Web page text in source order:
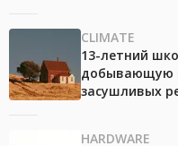
CLIMATE
13-летний
добывающую
засушливых
HARDWARE